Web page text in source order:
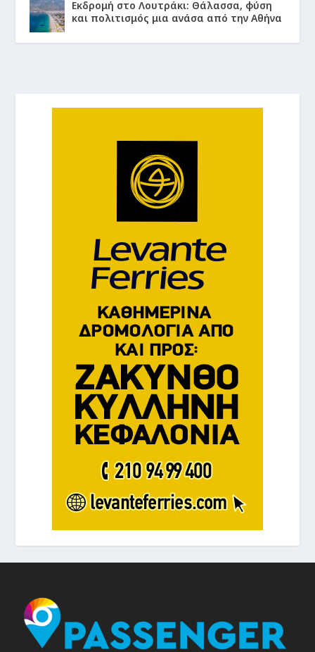
Εκδρομή στο Λουτράκι: Θάλασσα, φύση
και πολιτισμός μια ανάσα από την Αθήνα